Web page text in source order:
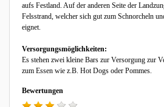
aufs Festland. Auf der anderen Seite der
Felsstrand, welcher sich gut zum Schnorcheln
eignet.
Versorgungsmöglichkeiten:
Es stehen zwei kleine Bars zur Versorgung zur
zum Essen wie z.B. Hot Dogs oder Pommes.
Bewertungen